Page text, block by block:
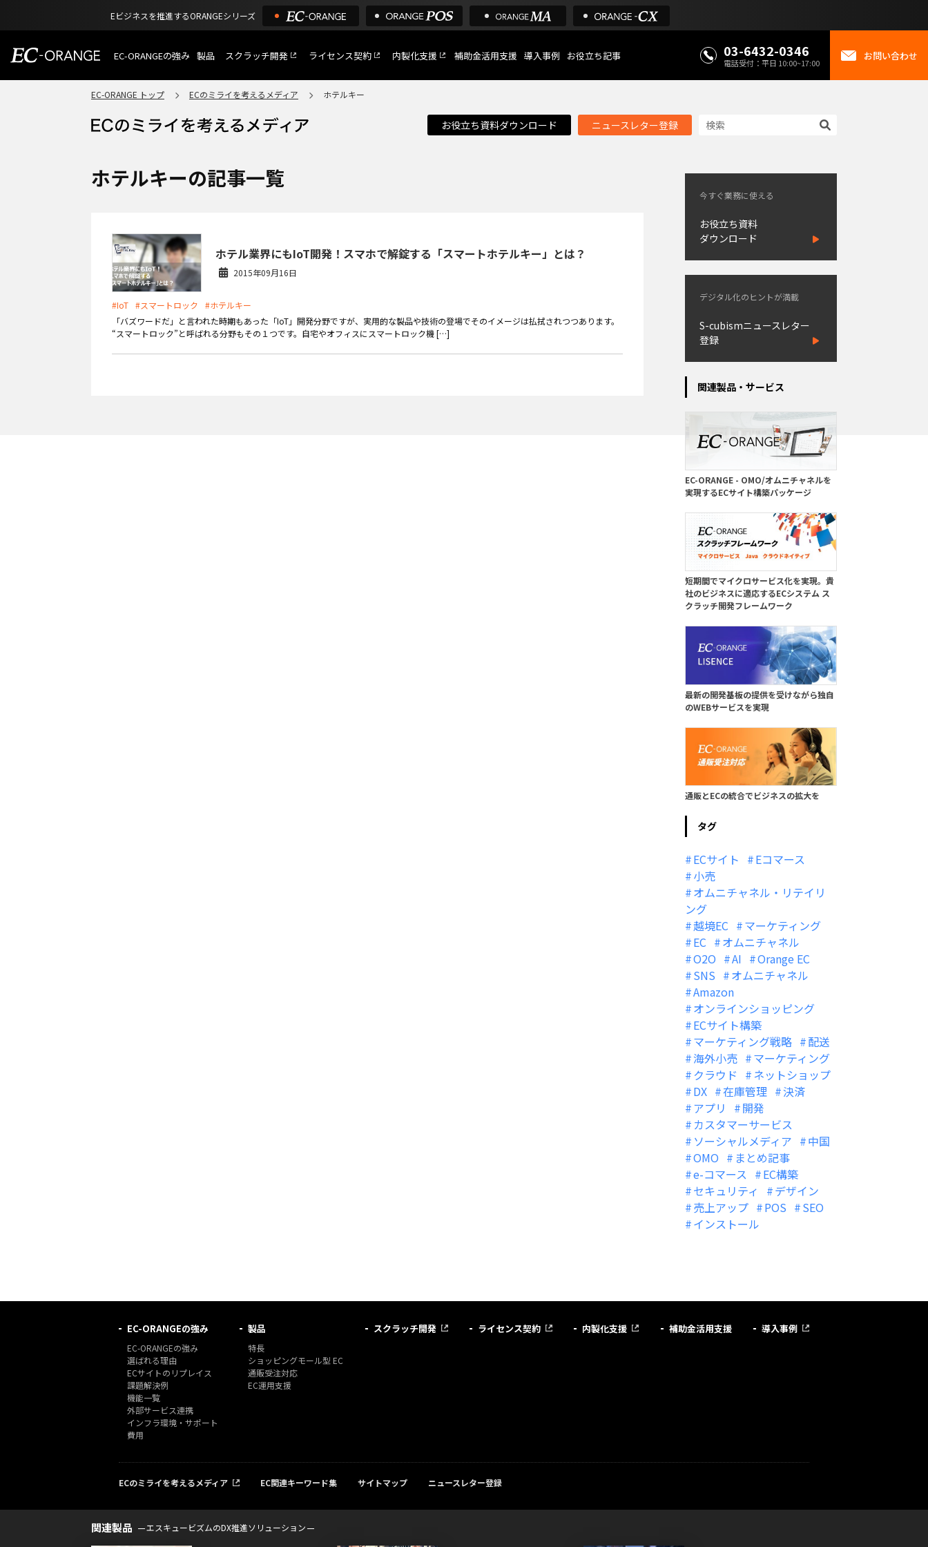
Eビジネスを推進するORANGEシリーズ
EC-ORANGEの強み
選ばれる理由
ECサイトのリプレイス
機能一覧
外部サービス連携
インフラ環境・サポート
製品
特長
ショッピングモール型 EC
通販受注対応
ECと通販の連動を可能に
スクラッチ開発 ライセンス契約 内製化支援 補助金活用支援 導入事例 お役立ち記事 03-6432-0346
電話受付：平日 10:00~17:00
お問い合わせ
EC-ORANGE トップ ECのミライを考えるメディア ホテルキー
お役立ち資料ダウンロード ニュースレター登録
ホテルキーの記事一覧
ホテル業界にもIoT開発！スマホで解錠する「スマートホテルキー」とは？
2015年09月16日
#IoT #スマートロック
#ホテルキー
「バズワードだ」と言われた時期もあった「IoT」開発分野ですが、実用的な製品や技術の登場でそのイメージは払拭されつつあります。
“スマートロック”と呼ばれる分野もその１つです。自宅やオフィスにスマートロック機 […]
今すぐ業務に使える
お役立ち資料
ダウンロード
デジタル化のヒントが満載
S-cubismニュースレター
登録
関連製品・サービス
EC-ORANGE - OMO/オムニチャネルを
実現するECサイト構築パッケージ
短期間でマイクロサービス化を実現。貴
社のビジネスに適応するECシステム ス
クラッチ開発フレームワーク
最新の開発基板の提供を受けながら独自
のWEBサービスを実現
通販とECの統合でビジネスの拡大を
タグ
ECサイト
Eコマース
小売
オムニチャネル・リテイリ
ング
越境EC
マーケティング
EC
オムニチャネル
O2O
AI
Orange EC
SNS
オムニチャネル
Amazon
オンラインショッピング
ECサイト構築
マーケティング戦略
配送
海外小売
マーケティング
クラウド
ネットショップ
DX
在庫管理
決済
アプリ
開発
カスタマーサービス
ソーシャルメディア
中国
OMO
まとめ記事
e-コマース
EC構築
セキュリティ
デザイン
売上アップ
POS
SEO
インストール
EC-ORANGEの強み
EC-ORANGEの強み
選ばれる理由
ECサイトのリプレイス
課題解決例
機能一覧
外部サービス連携
インフラ環境・サポート
費用
製品
特長
ショッピングモール型 EC
通販受注対応
EC運用支援
スクラッチ開発 ライセンス契約 内製化支援 補助金活用支援 導入事例
ECのミライを考えるメディア EC関連キーワード集 サイトマップ ニュースレター登録
関連製品 エスキュービズムのDX推進ソリューション